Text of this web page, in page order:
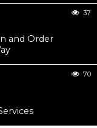
and Order
37
70